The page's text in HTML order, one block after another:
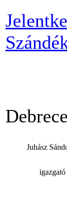
Juhász
igazgató